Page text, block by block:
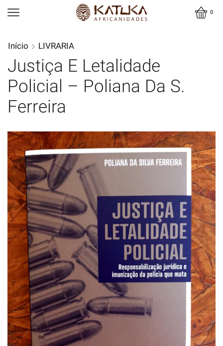
0
Início LIVRARIA
Justiça E Letalidade
Policial – Poliana Da S.
Ferreira